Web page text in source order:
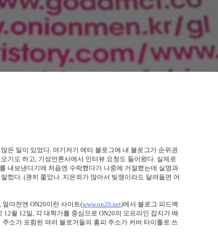
은 일이 있었다. 여기저기 메타 블로그에 내 블로그가 순위권
기도 하고, 기성언론사에서 인터뷰 요청도 들어왔다. 실제로
내보낸다기에 처음엔 수락했다가 나중에 거절했는데 실명과
핬다. (괜히 쫄았나..지은죄가 많아서 빚쟁이라도 달려들면 어
마전엔 ON20이란 사이트(www.on20.net)에서 블로그 피드백
월 12일, 각 대학가를 중심으로 ON20의 오프라인 잡지가 배
소가 포함된 여러 블로거들의 홈피 주소가 커버 타이틀로 쓰